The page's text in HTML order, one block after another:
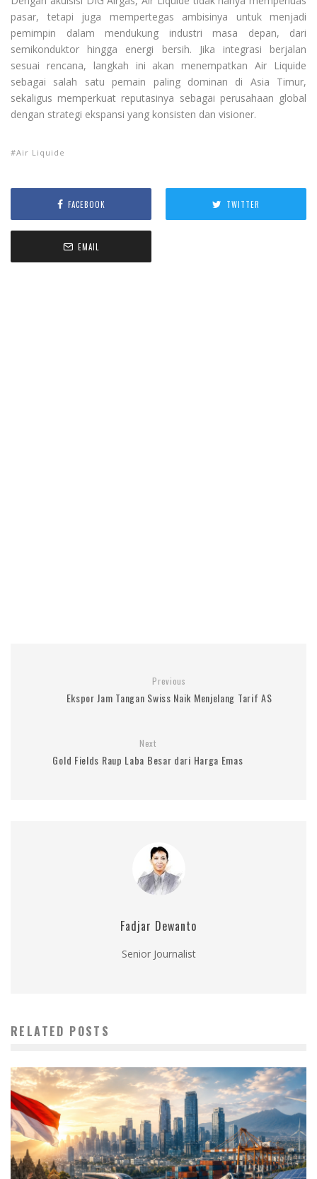
pasar, tetapi juga mempertegas ambisinya untuk menjadi
pemimpin dalam mendukung industri masa depan, dari
semikonduktor hingga energi bersih. Jika integrasi berjalan
sesuai rencana, langkah ini akan menempatkan Air Liquide
sebagai salah satu pemain paling dominan di Asia Timur,
sekaligus memperkuat reputasinya sebagai perusahaan global
dengan strategi ekspansi yang konsisten dan visioner.
Air Liquide
FACEBOOK TWITTER
EMAIL
Previous
Ekspor Jam Tangan Swiss Naik Menjelang Tarif AS
Next
Gold Fields Raup Laba Besar dari Harga Emas
Fadjar Dewanto
Senior Journalist
RELATED POSTS